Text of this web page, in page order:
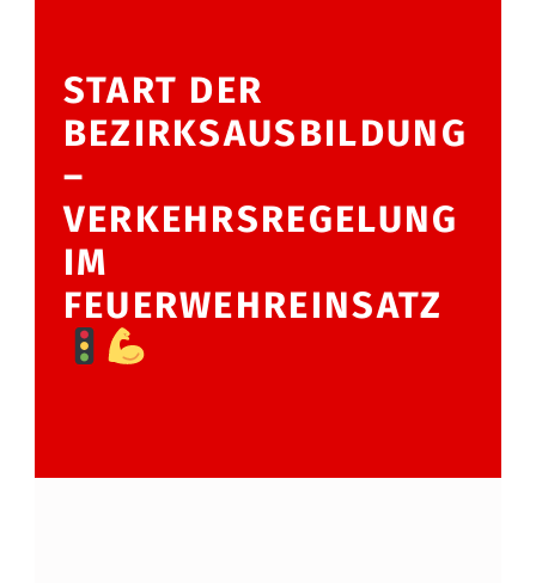
START DER
BEZIRKSAUSBILDUNG
–
VERKEHRSREGELUNG
IM
FEUERWEHREINSATZ